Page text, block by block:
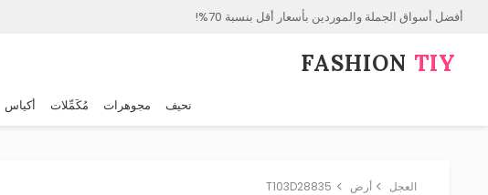
أفضل أسواق الجملة والموردين بأسعار أقل بنسبة 70%!
FASHION⁠ TIY
نحيف مجوهرات مُكَمِّلات أكياس
العجل أرض T103D28835